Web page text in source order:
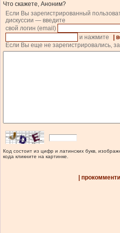
Что скажете, Аноним?
Если Вы зарегистрированный
дискуссии — введите
свой логин (email)
и нажмите
|
Если Вы еще не зарегистрировались,
Код состоит из цифр и латинских букв,
кода кликните на картинке.
|